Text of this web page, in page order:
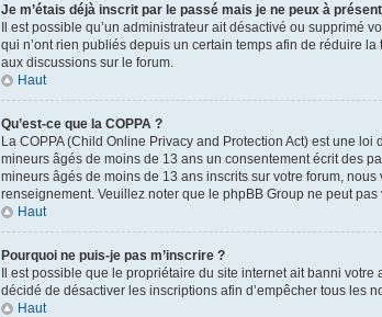
Je m’étais déjà inscrit par le passé mais je ne peux à
Il est possible qu’un administrateur ait désactivé ou
qui n’ont rien publiés depuis un certain temps afin de réduire
aux discussions sur le forum.
Haut
Qu’est-ce que la COPPA ?
La COPPA (Child Online Privacy and Protection Act) est une
mineurs âgés de moins de 13 ans un consentement écrit des
mineurs âgés de moins de 13 ans inscrits sur votre forum,
renseignement. Veuillez noter que le phpBB Group ne peut
Haut
Pourquoi ne puis-je pas m’inscrire ?
Il est possible que le propriétaire du site internet ait banni
décidé de désactiver les inscriptions afin d’empêcher tous les
Haut